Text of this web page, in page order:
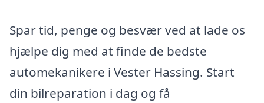
Spar tid, penge og besvær ved at lade os
hjælpe dig med at finde de bedste
automekanikere i Vester Hassing. Start
din bilreparation i dag og få